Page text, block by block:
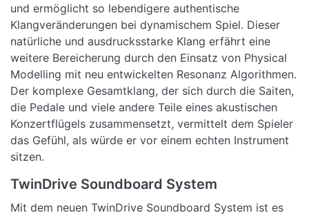
und ermöglicht so lebendigere authentische
Klangveränderungen bei dynamischem Spiel. Dieser
natürliche und ausdrucksstarke Klang erfährt eine
weitere Bereicherung durch den Einsatz von Physical
Modelling mit neu entwickelten Resonanz Algorithmen.
Der komplexe Gesamtklang, der sich durch die Saiten,
die Pedale und viele andere Teile eines akustischen
Konzertflügels zusammensetzt, vermittelt dem Spieler
das Gefühl, als würde er vor einem echten Instrument
sitzen.
TwinDrive Soundboard System
Mit dem neuen TwinDrive Soundboard System ist es